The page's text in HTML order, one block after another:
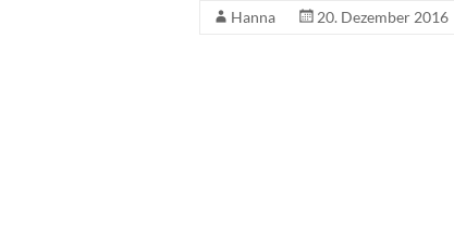
Hanna 20. Dezember 2016